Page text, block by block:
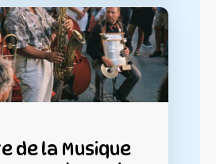
de la Musique